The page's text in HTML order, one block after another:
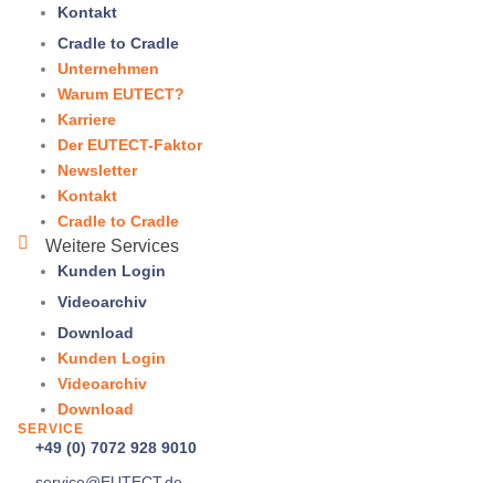
Kontakt
Cradle to Cradle
Unternehmen
Warum EUTECT?
Karriere
Der EUTECT-Faktor
Newsletter
Kontakt
Cradle to Cradle
Weitere Services
Kunden Login
Videoarchiv
Download
Kunden Login
Videoarchiv
Download
SERVICE
+49 (0) 7072 928 9010